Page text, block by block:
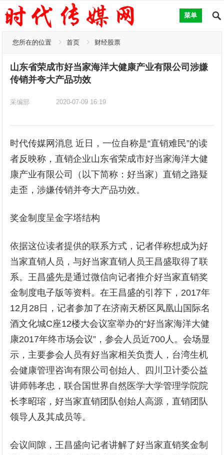
菜单
您所在的位置 首页 财经股票
山东省荣成市好当家海洋大健康产业有限公司涉嫌
传销并夸大产品功效
采编部 2020-07-09 16:19
时代传媒网消息 近日，一位自称是“直销难民”的读
者反映称，直销企业山东省荣成市好当家海洋大健
康产业有限公司（以下简称：好当家）直销之路疑
走歪，涉嫌传销并夸大产品功效。
奖金制度呈金字塔结构
依据这位读者提供的联系方式，记者佯称想成为好
当家直销人员，与好当家直销人员王昌盛取得了联
系。王昌盛先是通过微信向记者推介好当家直销奖
金制度电子版等资料。在王昌盛的引荐下，2017年
12月28日，记者参加了在济南天桥区凤凰山国际名
酒文化城C座12楼大会议室举办的“好当家海洋大健
康2017年终市场会议”，参会人员近700人。会场显
示，主要参会人员有好当家相关负责人，台湾生机
会健康管理咨询有限公司创始人、四川卫计委公益
讲师韩孝忠，联合国世界自然医学大学管理学院院
长李昭瑢，好当家直销团队创始人高源，直销团队
领导人及其成员等。
会议间隙，王昌盛向记者讲解了好当家直销奖金制